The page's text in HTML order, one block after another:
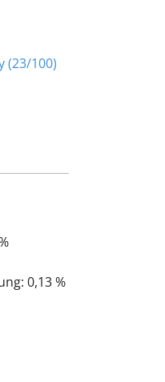
(23/100)
0,13 %